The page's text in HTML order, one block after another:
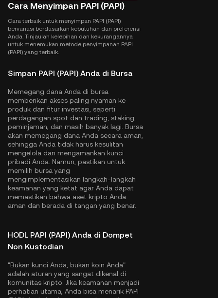
Cara Menyimpan PAPI (PAPI)
Cara terbaik untuk menyimpan PAPI (PAPI)
bervariasi berdasarkan kebutuhan dan preferensi
Anda. Tinjaulah kelebihan dan kekurangannya
untuk menemukan metode penyimpanan PAPI
(PAPI) yang terbaik.
Simpan PAPI (PAPI) Anda di Bursa
Memegang dana Anda di bursa
memberikan akses paling nyaman ke
produk dan fitur investasi, seperti
perdagangan spot dan trading, staking,
peminjaman, dan masih banyak lagi. Bursa
akan memegang dana Anda secara aman,
sehingga Anda tidak harus kesulitan
mengelola dan mengamankan kunci
pribadi Anda. Namun, pastikan untuk
memilih bursa yang
mengimplementasikan langkah-langkah
keamanan yang ketat agar Anda dapat
memastikan bahwa aset kripto Anda
aman dan berada di tangan yang benar.
HODL PAPI (PAPI) Anda di Dompet
Non Kustodian
"Bukan kunci Anda, bukan koin Anda"
adalah aturan yang sangat dikenal di
komunitas kripto. Jika keamanan menjadi
perhatian utama, Anda bisa menarik PAPI